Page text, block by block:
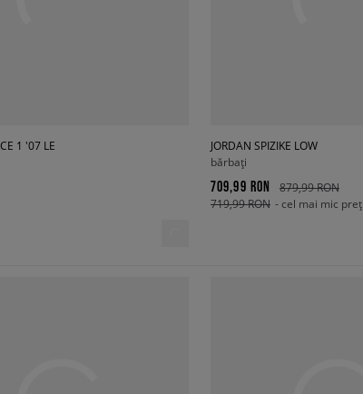
1 '07 LE
JORDAN SPIZIKE LOW
bărbați
709,99 RON
879,99 RON
719,99 RON - cel mai mic preț